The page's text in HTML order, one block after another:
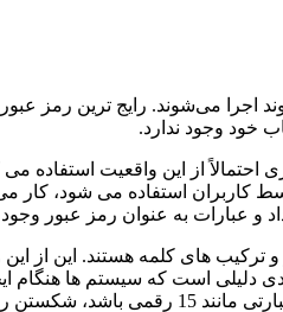
اجرا می‌شوند. رایج ترین رمز
خود وجود ندارد.
از این واقعیت استفاده می
استفاده می شود، کار می
و عبارات به عنوان رمز عبور
ترکیب های کلمه هستند. این از
دلیلی است که سیستم ها هنگام
خواهد شد.